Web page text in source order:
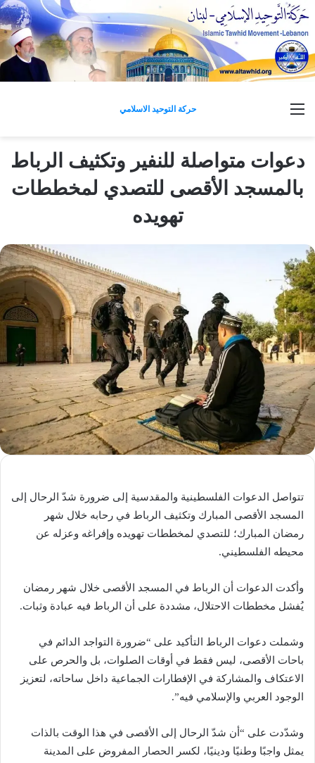
حركة التوحيد الاسلامي القائمة
دعوات متواصلة للنفير وتكثيف الرباط
بالمسجد الأقصى للتصدي لمخططات
تهويده
تتواصل الدعوات الفلسطينية والمقدسية إلى ضرورة شدّ الرحال إلى
المسجد الأقصى المبارك وتكثيف الرباط في رحابه خلال شهر
رمضان المبارك؛ للتصدي لمخططات تهويده وإفراغه وعزله عن
محيطه الفلسطيني.
وأكدت الدعوات أن الرباط في المسجد الأقصى خلال شهر رمضان
يُفشل مخططات الاحتلال، مشددة على أن الرباط فيه عبادة وثبات.
وشملت دعوات الرباط التأكيد على “ضرورة التواجد الدائم في
باحات الأقصى، ليس فقط في أوقات الصلوات، بل والحرص على
الاعتكاف والمشاركة في الإفطارات الجماعية داخل ساحاته، لتعزيز
الوجود العربي والإسلامي فيه”.
وشدّدت على “أن شدّ الرحال إلى الأقصى في هذا الوقت بالذات
يمثل واجبًا وطنيًا ودينيًا، لكسر الحصار المفروض على المدينة